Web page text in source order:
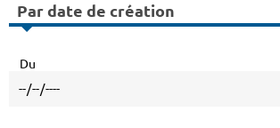
Par date de création
Du